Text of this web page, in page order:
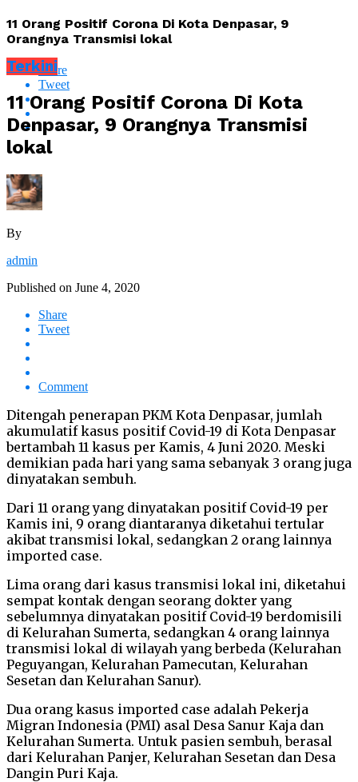
11 Orang Positif Corona Di Kota Denpasar, 9
Orangnya Transmisi lokal
Share
Tweet
Terkini
11 Orang Positif Corona Di Kota
Denpasar, 9 Orangnya Transmisi
lokal
By
admin
Published on June 4, 2020
Share
Tweet
Comment
Ditengah penerapan PKM Kota Denpasar, jumlah
akumulatif kasus positif Covid-19 di Kota Denpasar
bertambah 11 kasus per Kamis, 4 Juni 2020. Meski
demikian pada hari yang sama sebanyak 3 orang juga
dinyatakan sembuh.
Dari 11 orang yang dinyatakan positif Covid-19 per
Kamis ini, 9 orang diantaranya diketahui tertular
akibat transmisi lokal, sedangkan 2 orang lainnya
imported case.
Lima orang dari kasus transmisi lokal ini, diketahui
sempat kontak dengan seorang dokter yang
sebelumnya dinyatakan positif Covid-19 berdomisili
di Kelurahan Sumerta, sedangkan 4 orang lainnya
transmisi lokal di wilayah yang berbeda (Kelurahan
Peguyangan, Kelurahan Pamecutan, Kelurahan
Sesetan dan Kelurahan Sanur).
Dua orang kasus imported case adalah Pekerja
Migran Indonesia (PMI) asal Desa Sanur Kaja dan
Kelurahan Sumerta. Untuk pasien sembuh, berasal
dari Kelurahan Panjer, Kelurahan Sesetan dan Desa
Dangin Puri Kaja.